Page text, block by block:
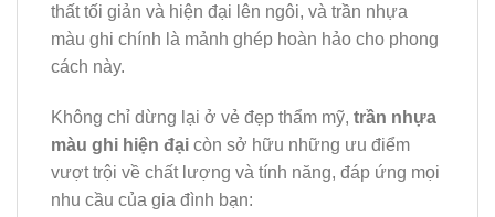
thất tối giản và hiện đại lên ngôi, và trần nhựa
màu ghi chính là mảnh ghép hoàn hảo cho phong
cách này.
Không chỉ dừng lại ở vẻ đẹp thẩm mỹ, trần nhựa
màu ghi hiện đại còn sở hữu những ưu điểm
vượt trội về chất lượng và tính năng, đáp ứng mọi
nhu cầu của gia đình bạn: